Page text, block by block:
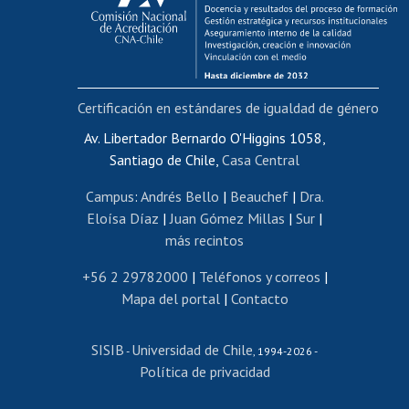
Funcionarias/os
Cursos internos de capacitación
Bienestar del personal
Portal de movilidad interna
Certificado de renta
Certificado de renta honorarios
Editar páginas blancas
Extranjeras/os
Revalidación y reconocimiento de títulos
Postulación al Programa de Movilidad Estudiantil
Cursos de español
Av. Libertador Bernardo O'Higgins 1058,
Santiago de Chile, Casa Central
Campus: Andrés Bello | Beauchef| Dra.
Eloísa Díaz |Juan Gómez Millas | Sur |
más recintos
+56 2 29782000 | Teléfonos y correos |
Mapa del portal| Contacto
SISIB - Universidad de Chile, 1994-2026 -
Política de privacidad
Certificación en estándares de igualdad de género